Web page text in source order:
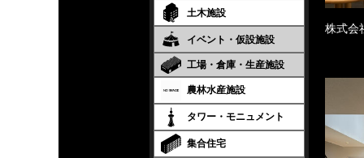
土木施設
イベント・仮設施設
工場・倉庫・生産施設
農林水産施設
タワー・モニュメント
集合住宅
株式会